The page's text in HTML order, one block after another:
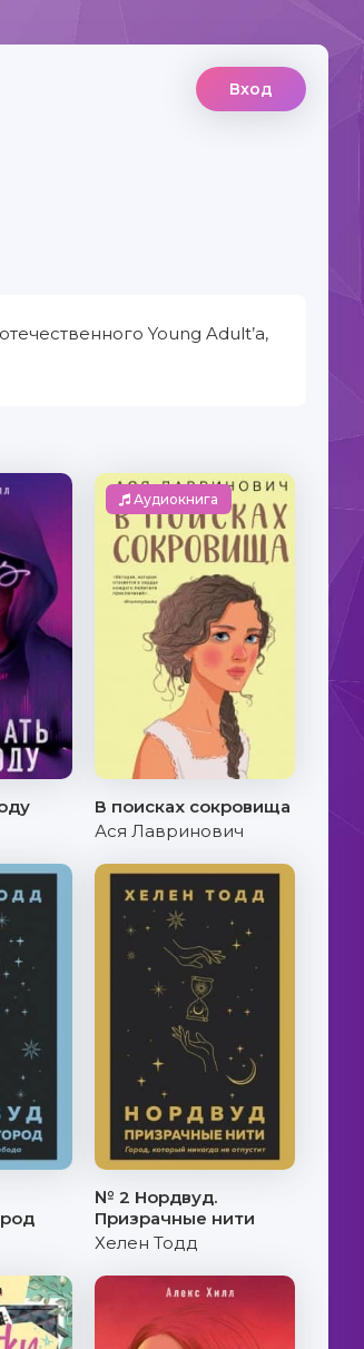
Вход
Young Adult’а,
Аудиокнига
В поисках сокровища
Ася Лавринович
№ 2 Нордвуд.
Призрачные нити
Хелен Тодд